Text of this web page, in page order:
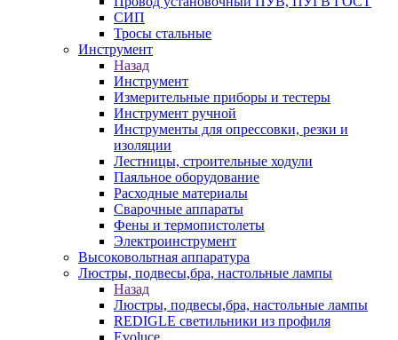
СИП
Тросы стальные
Инструмент
Назад
Инструмент
Измерительные приборы и тестеры
Инструмент ручной
Инструменты для опрессовки, резки и
изоляции
Лестницы, строительные ходули
Паяльное оборудование
Расходные материалы
Сварочные аппараты
Фены и термопистолеты
Электроинструмент
Высоковольтная аппаратура
Люстры, подвесы,бра, настольные лампы
Назад
Люстры, подвесы,бра, настольные лампы
REDIGLE светильники из профиля